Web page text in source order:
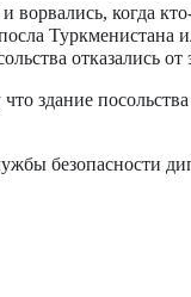
ворвались, когда
Туркменистана
отказались от
здание посольства
безопасности